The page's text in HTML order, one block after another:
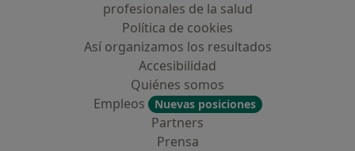
profesionales de la salud
Política de cookies
Así organizamos los resultados
Accesibilidad
Quiénes somos
Empleos
Nuevas posiciones
Partners
Prensa